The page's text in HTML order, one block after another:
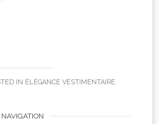
IN ÉLÉGANCE VESTIMENTAIRE.
NAVIGATION